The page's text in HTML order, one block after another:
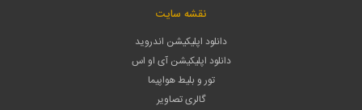
نقشه سایت
دانلود اپلیکیشن اندروید
دانلود اپلیکیشن آی او اس
تور و بلیط هواپیما
گالری تصاویر